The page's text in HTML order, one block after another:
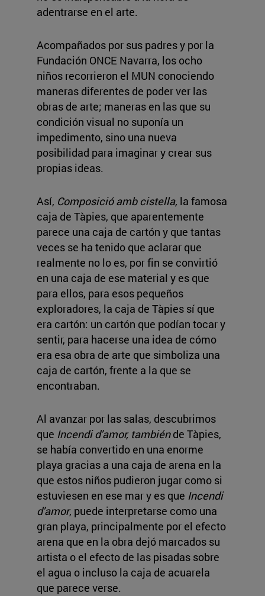
adentrarse en el arte.
Acompañados por sus padres y por la
Fundación ONCE Navarra, los ocho
niños recorrieron el MUN conociendo
maneras diferentes de poder ver las
obras de arte; maneras en las que su
condición visual no suponía un
impedimento, sino una nueva
posibilidad para imaginar y crear sus
propias ideas.
Así, Composició amb cistella, la famosa
caja de Tàpies, que aparentemente
parece una caja de cartón y que tantas
veces se ha tenido que aclarar que
realmente no lo es, por fin se convirtió
en una caja de ese material y es que
para ellos, para esos pequeños
exploradores, la caja de Tàpies sí que
era cartón: un cartón que podían tocar y
sentir, para hacerse una idea de cómo
era esa obra de arte que simboliza una
caja de cartón, frente a la que se
encontraban.
Al avanzar por las salas, descubrimos
que Incendi d'amor, tambiénde Tàpies,
se había convertido en una enorme
playa gracias a una caja de arena en la
que estos niños pudieron jugar como si
estuviesen en ese mar y es que Incendi
d'amor, puede interpretarse como una
gran playa, principalmente por el efecto
arena que en la obra dejó marcados su
artista o el efecto de las pisadas sobre
el agua o incluso la caja de acuarela
que parece verse.